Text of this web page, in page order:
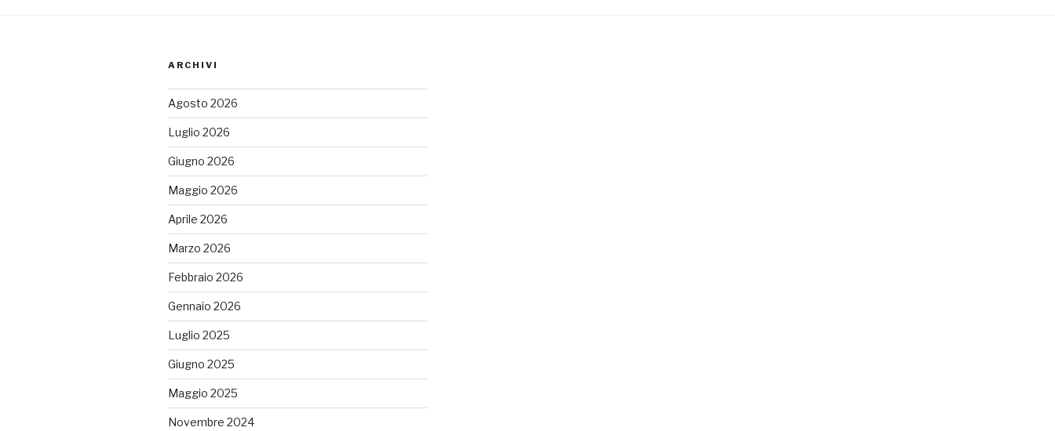
ARCHIVI
Agosto 2026
Luglio 2026
Giugno 2026
Maggio 2026
Aprile 2026
Marzo 2026
Febbraio 2026
Gennaio 2026
Luglio 2025
Giugno 2025
Maggio 2025
Novembre 2024